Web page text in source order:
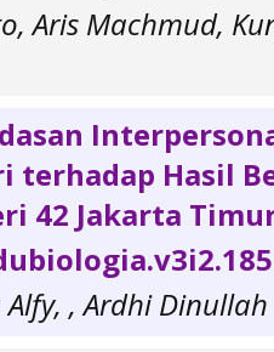
Aris Machmud,
terhadap Hasil
42 Jakarta
, Ardhi